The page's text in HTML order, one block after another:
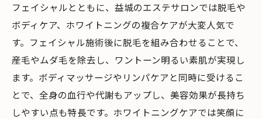
フェイシャルとともに、益城のエステサロンでは脱毛や
ボディケア、ホワイトニングの複合ケアが大変人気で
す。フェイシャル施術後に脱毛を組み合わせることで、
産毛やムダ毛を除去し、ワントーン明るい素肌が実現し
ます。ボディマッサージやリンパケアと同時に受けるこ
とで、全身の血行や代謝もアップし、美容効果が長持ち
しやすい点も特長です。ホワイトニングケアでは笑顔に